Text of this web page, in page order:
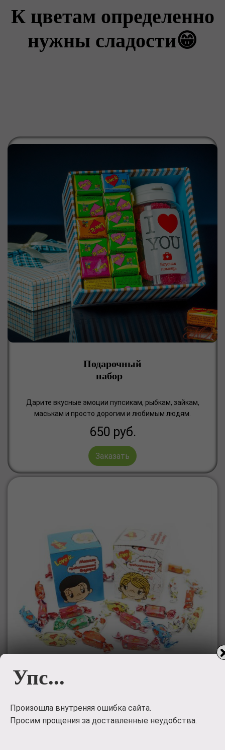
К цветам определенно
нужны сладости😁
Подарочный
набор
Дарите вкусные эмоции пупсикам, рыбкам, зайкам,
маськам и просто дорогим и любимым людям.
650 руб.
Заказать
Жевательные
конфеты
Упс...
Произошла внутреняя ошибка сайта.
Просим прощения за доставленные неудобства.